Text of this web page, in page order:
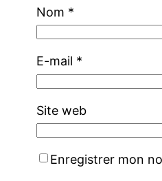
Nom *
E-mail *
Site web
Enregistrer mon